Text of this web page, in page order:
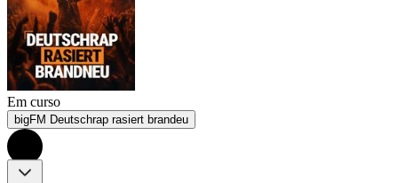
Em curso
bigFM Deutschrap rasiert brandeu